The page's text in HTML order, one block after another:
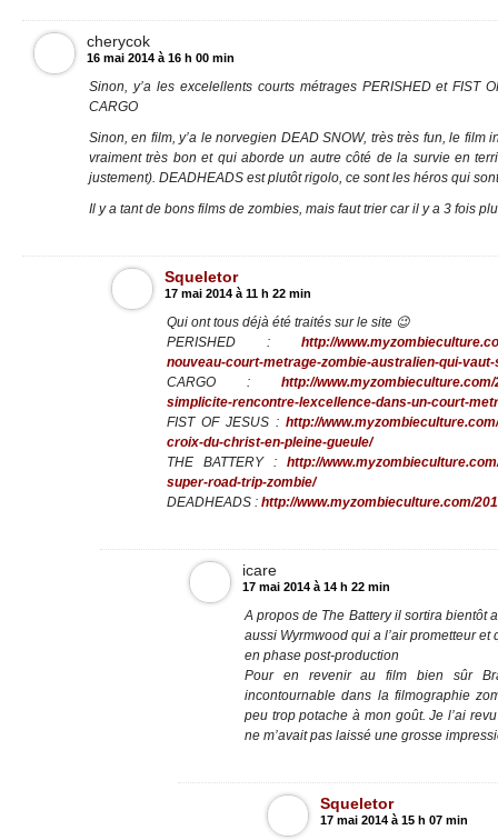
cherycok
16 mai 2014 à 16 h 00 min
Sinon, y’a les excelellents courts métrages PERISHED et FIST
CARGO
Sinon, en film, y’a le norvegien DEAD SNOW, très très fun, le film
vraiment très bon et qui aborde un autre côté de la survie en
justement). DEADHEADS est plutôt rigolo, ce sont les héros qui
Il y a tant de bons films de zombies, mais faut trier car il y a 3 fois
Squeletor
17 mai 2014 à 11 h 22 min
Qui ont tous déjà été traités sur le site 😉
PERISHED : http://
nouveau-court-metrage-zombie-australien-qui-
CARGO : http://
simplicite-rencontre-lexcellence-dans-un-court-
FIST OF JESUS : http://
croix-du-christ-en-pleine-gueule/
THE BATTERY : http://
super-road-trip-zombie/
DEADHEADS : http://www.myzombieculture.com/
icare
17 mai 2014 à 14 h 22 min
A propos de The Battery il sortira bientôt
aussi Wyrmwood qui a l’air prometteur
en phase post-production
Pour en revenir au film bien sûr
incontournable dans la filmographie
peu trop potache à mon goût. Je l’ai
ne m’avait pas laissé une grosse
Squeletor
17 mai 2014 à 15 h 07 min